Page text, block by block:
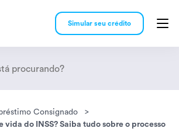
Simular seu crédito
Consignado
vida do INSS? Saiba tudo sobre o processo